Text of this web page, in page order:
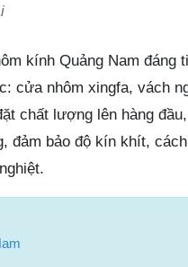
kính Quảng Nam đáng
cửa nhôm xingfa, vách
chất lượng lên hàng
đảm bảo độ kín khít,